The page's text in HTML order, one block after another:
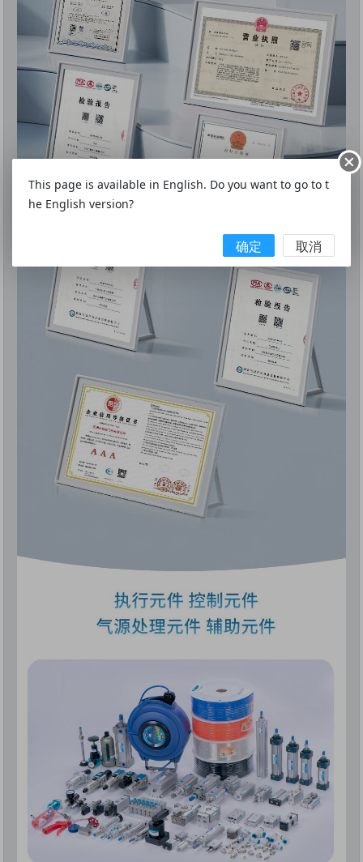
This page is available in English. Do you want to go to t
he English version?
确定 取消